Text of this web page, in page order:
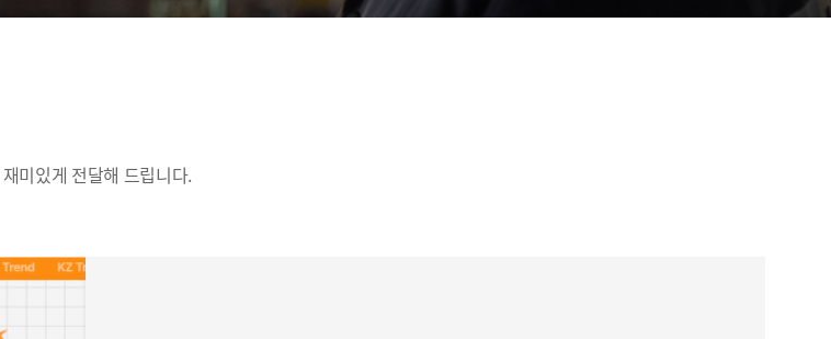
미있게 전달해 드립니다.